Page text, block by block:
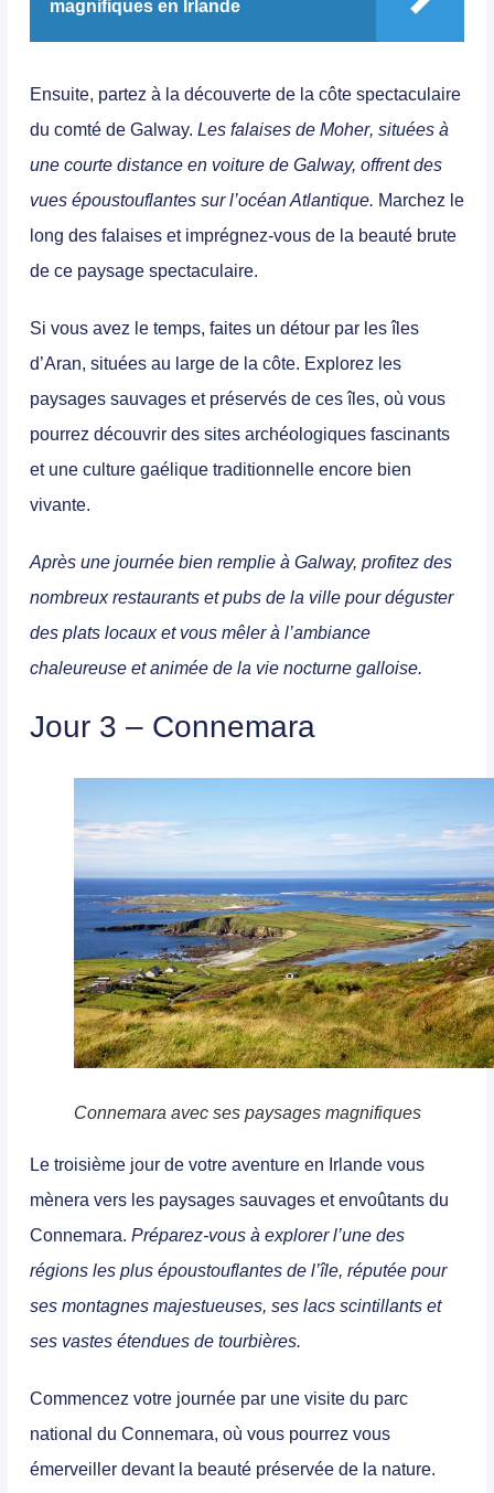
magnifiques en Irlande
Ensuite, partez à la découverte de la côte spectaculaire
du comté de Galway. Les falaises de Moher, situées à
une courte distance en voiture de Galway, offrent des
vues époustouflantes sur l’océan Atlantique. Marchez le
long des falaises et imprégnez-vous de la beauté brute
de ce paysage spectaculaire.
Si vous avez le temps, faites un détour par les îles
d’Aran, situées au large de la côte. Explorez les
paysages sauvages et préservés de ces îles, où vous
pourrez découvrir des sites archéologiques fascinants
et une culture gaélique traditionnelle encore bien
vivante.
Après une journée bien remplie à Galway, profitez des
nombreux restaurants et pubs de la ville pour déguster
des plats locaux et vous mêler à l’ambiance
chaleureuse et animée de la vie nocturne galloise.
Jour 3 – Connemara
Connemara avec ses paysages magnifiques
Le troisième jour de votre aventure en Irlande vous
mènera vers les paysages sauvages et envoûtants du
Connemara. Préparez-vous à explorer l’une des
régions les plus époustouflantes de l’île, réputée pour
ses montagnes majestueuses, ses lacs scintillants et
ses vastes étendues de tourbières.
Commencez votre journée par une visite du parc
national du Connemara, où vous pourrez vous
émerveiller devant la beauté préservée de la nature.